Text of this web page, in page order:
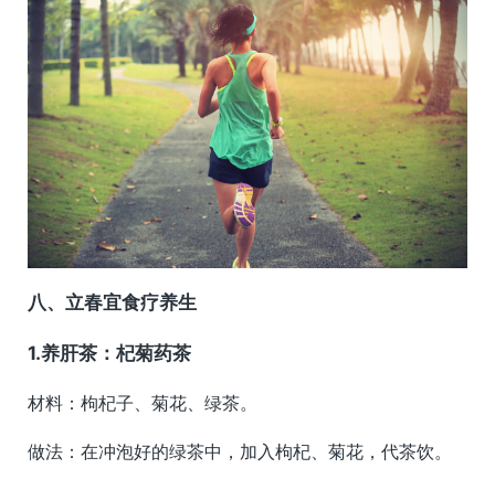
八、立春宜食疗养生
1.养肝茶：杞菊药茶
材料：枸杞子、菊花、绿茶。
做法：在冲泡好的绿茶中，加入枸杞、菊花，代茶饮。